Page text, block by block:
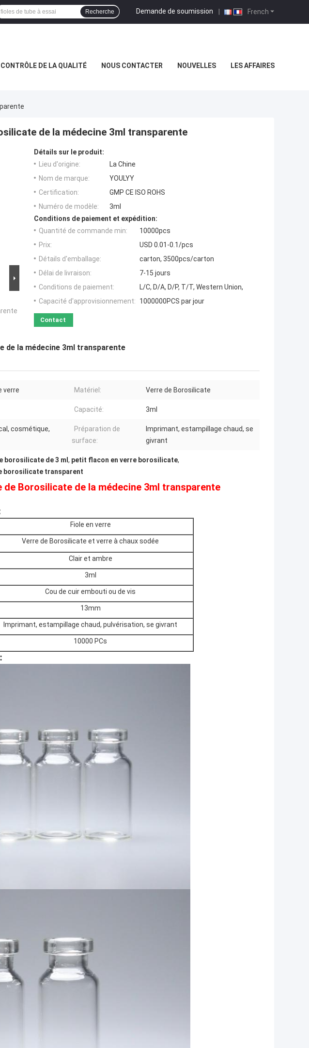
French
Demande de soumission |
Recherche
CONTRÔLE DE LA QUALITÉ NOUS CONTACTER NOUVELLES LES AFFAIRES
de la médecine 3ml transparente
Détails sur le produit:
Lieu d'origine:
La Chine
Nom de marque:
YOULYY
Certification:
GMP CE ISO ROHS
Numéro de modèle:
3ml
Conditions de paiement et expédition:
Quantité de commande min:
10000pcs
Prix:
USD 0.01-0.1/pcs
Détails d'emballage:
carton, 3500pcs/carton
Délai de livraison:
7-15 jours
Conditions de paiement:
L/C, D/A, D/P, T/T, Western Union,
Capacité d'approvisionnement:
1000000PCS par jour
Contact
de la médecine 3ml transparente
verre Matériel: Verre de Borosilicate
Capacité: 3ml
cosmétique,
Préparation de
surface:
Imprimant, estampillage chaud, se
givrant
borosilicate de 3 ml , petit flacon en verre borosilicate,
borosilicate transparent
Borosilicate de la médecine 3ml transparente
Fiole en verre
Verre de Borosilicate et verre à chaux sodée
Clair et ambre
3ml
Cou de cuir embouti ou de vis
13mm
Imprimant, estampillage chaud, pulvérisation, se givrant
10000 PCs